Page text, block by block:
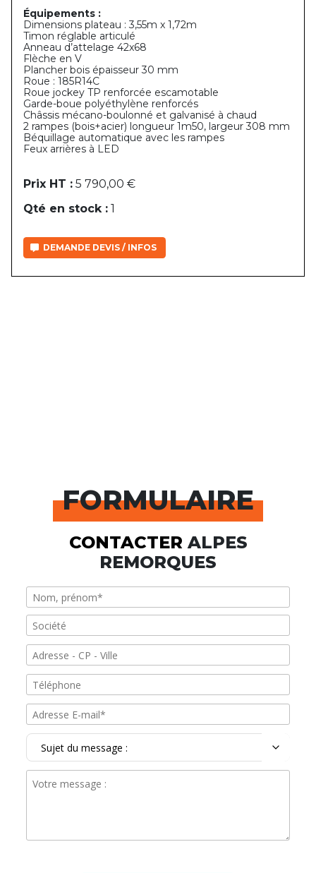
Équipements :
Dimensions plateau : 3,55m x 1,72m
Timon réglable articulé
Anneau d’attelage 42x68
Flèche en V
Plancher bois épaisseur 30 mm
Roue : 185R14C
Roue jockey TP renforcée escamotable
Garde-boue polyéthylène renforcés
Châssis mécano-boulonné et galvanisé à chaud
2 rampes (bois+acier) longueur 1m50, largeur 308 mm
Béquillage automatique avec les rampes
Feux arrières à LED
Prix HT : 5 790,00 €
Qté en stock : 1
DEMANDE DEVIS / INFOS
FORMULAIRE
CONTACTER ALPES
REMORQUES